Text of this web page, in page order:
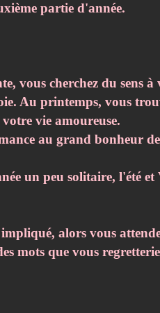
partie d'année.
vous cherchez du sens
Au printemps, vous
vie amoureuse.
au grand bonheur
un peu solitaire, l'été
alors vous
mots que vous